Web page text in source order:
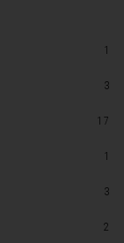
1
3
17
1
3
2